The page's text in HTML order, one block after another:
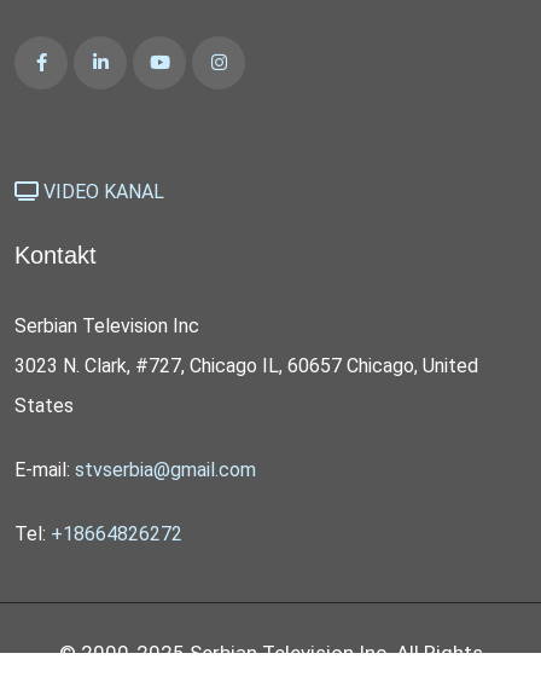
VIDEO KANAL
Kontakt
Serbian Television Inc
3023 N. Clark, #727, Chicago IL, 60657 Chicago, United
States
E-mail: stvserbia@gmail.com
Tel: +18664826272
© 2000-2025 Serbian Television Inc. All Rights